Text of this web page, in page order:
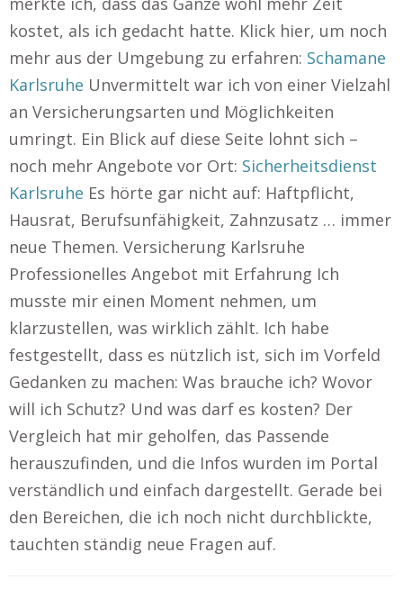
kostet, als ich gedacht hatte. Klick hier, um noch
mehr aus der Umgebung zu erfahren: Schamane
Karlsruhe Unvermittelt war ich von einer Vielzahl
an Versicherungsarten und Möglichkeiten
umringt. Ein Blick auf diese Seite lohnt sich –
noch mehr Angebote vor Ort: Sicherheitsdienst
Karlsruhe Es hörte gar nicht auf: Haftpflicht,
Hausrat, Berufsunfähigkeit, Zahnzusatz … immer
neue Themen. Versicherung Karlsruhe
Professionelles Angebot mit Erfahrung Ich
musste mir einen Moment nehmen, um
klarzustellen, was wirklich zählt. Ich habe
festgestellt, dass es nützlich ist, sich im Vorfeld
Gedanken zu machen: Was brauche ich? Wovor
will ich Schutz? Und was darf es kosten? Der
Vergleich hat mir geholfen, das Passende
herauszufinden, und die Infos wurden im Portal
verständlich und einfach dargestellt. Gerade bei
den Bereichen, die ich noch nicht durchblickte,
tauchten ständig neue Fragen auf.